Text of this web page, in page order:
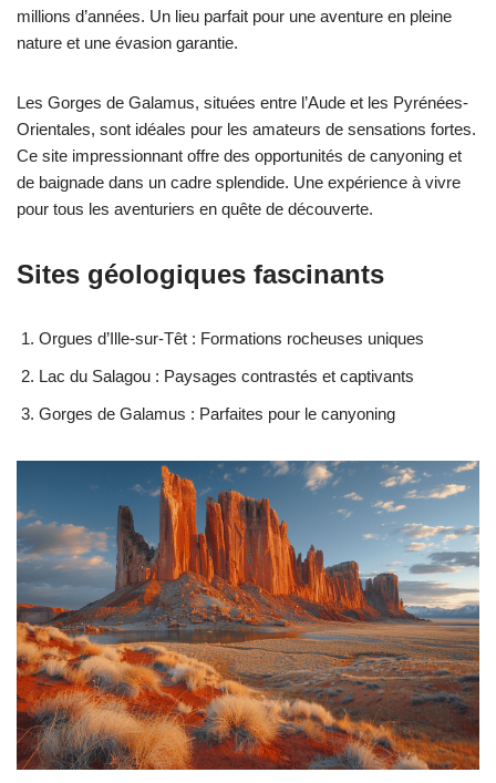
millions d’années. Un lieu parfait pour une aventure en pleine
nature et une évasion garantie.
Les Gorges de Galamus, situées entre l’Aude et les Pyrénées-
Orientales, sont idéales pour les amateurs de sensations fortes.
Ce site impressionnant offre des opportunités de canyoning et
de baignade dans un cadre splendide. Une expérience à vivre
pour tous les aventuriers en quête de découverte.
Sites géologiques fascinants
Orgues d’Ille-sur-Têt : Formations rocheuses uniques
Lac du Salagou : Paysages contrastés et captivants
Gorges de Galamus : Parfaites pour le canyoning